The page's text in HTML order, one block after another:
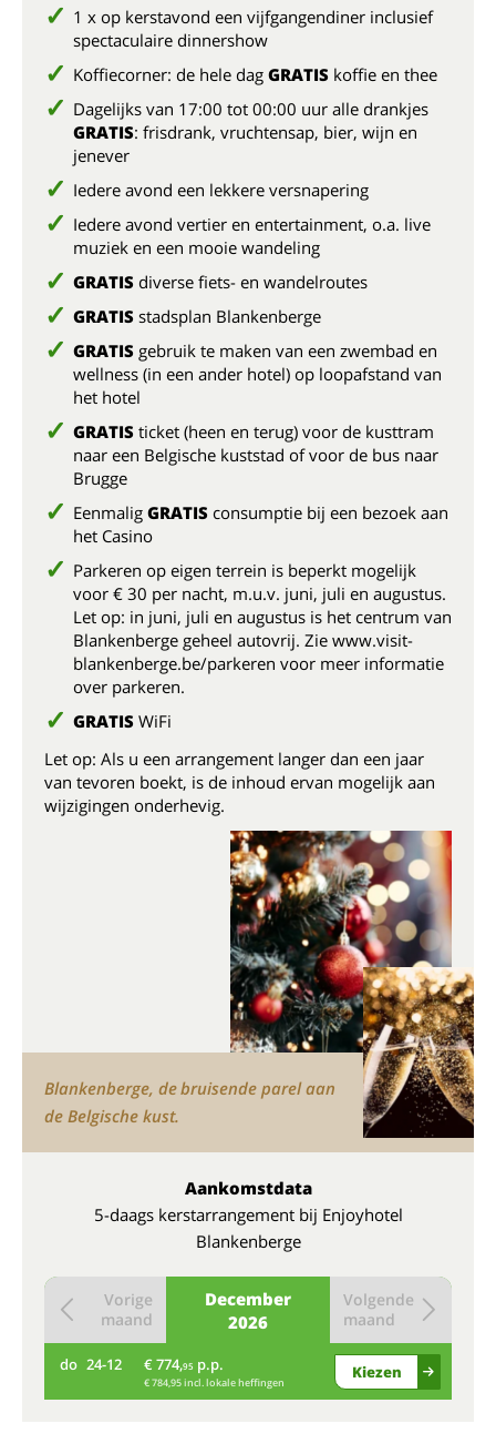
1 x op kerstavond een vijfgangendiner inclusief
spectaculaire dinnershow
Koffiecorner: de hele dag GRATIS koffie en thee
Dagelijks van 17:00 tot 00:00 uur alle drankjes
GRATIS: frisdrank, vruchtensap, bier, wijn en
jenever
Iedere avond een lekkere versnapering
Iedere avond vertier en entertainment, o.a. live
muziek en een mooie wandeling
GRATIS diverse fiets- en wandelroutes
GRATIS stadsplan Blankenberge
GRATIS gebruik te maken van een zwembad en
wellness (in een ander hotel) op loopafstand van
het hotel
GRATIS ticket (heen en terug) voor de kusttram
naar een Belgische kuststad of voor de bus naar
Brugge
Eenmalig GRATIS consumptie bij een bezoek aan
het Casino
Parkeren op eigen terrein is beperkt mogelijk
voor € 30 per nacht, m.u.v. juni, juli en augustus.
Let op: in juni, juli en augustus is het centrum van
Blankenberge geheel autovrij. Zie www.visit-
blankenberge.be/parkeren voor meer informatie
over parkeren.
GRATIS WiFi
Let op: Als u een arrangement langer dan een jaar
van tevoren boekt, is de inhoud ervan mogelijk aan
wijzigingen onderhevig.
Blankenberge, de bruisende parel aan
de Belgische kust.
Aankomstdata
5-daags kerstarrangement bij Enjoyhotel
Blankenberge
December
2026
Vorige
maand
Volgende
maand
do 24-12 € 774,95 p.p.
€ 784,95 incl. lokale heffingen
Kiezen